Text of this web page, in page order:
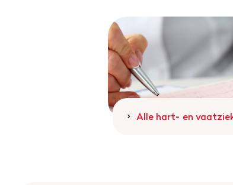
Alle hart- en